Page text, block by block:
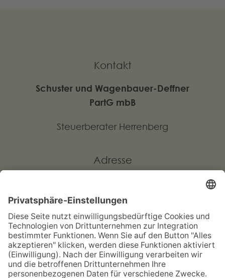
Kontakt
Schuster und Wagenbauer-Deffner
PartG mbB
Steuerberater Herrenberg
Adresse
D-71083 Herrenberg
kanzlei(at)sw-steuerpartner.de
Weiteres
Downloads